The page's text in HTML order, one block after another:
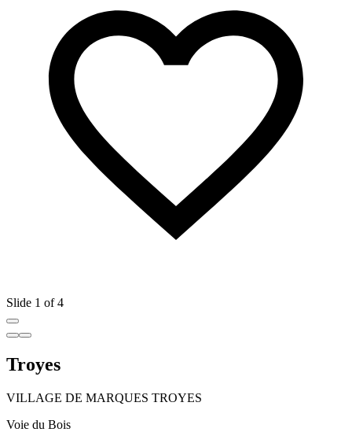
Slide 1 of 4
Troyes
VILLAGE DE MARQUES TROYES
Voie du Bois